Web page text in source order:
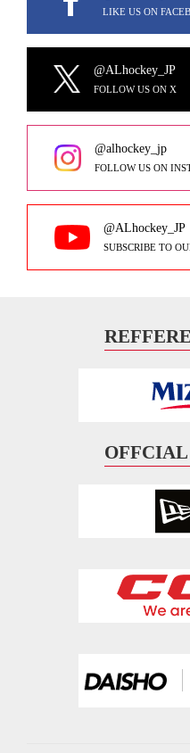
LIKE US ON
@ALhockey_JP
FOLLOW US ON X
@alhockey_jp
FOLLOW US ON
@ALhockey_JP
SUBSCRIBE TO
OFFCIAL